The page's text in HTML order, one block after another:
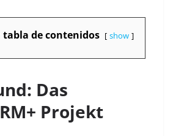
tabla de contenidos show
Das
Projekt